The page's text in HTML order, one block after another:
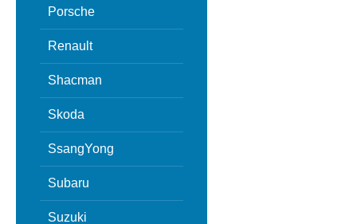
Porsche
Renault
Shacman
Skoda
SsangYong
Subaru
Suzuki